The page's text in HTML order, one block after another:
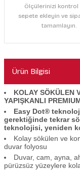
Ölçülerinizi kontrol
sepete ekleyin ve
tamamlayın.
Ürün Bilgisi
KOLAY SÖKÜLEN
YAPIŞKANLI
Easy Dot®
gerektiğinde tekrar
teknolojisi, yeniden
Kolay sökülen ve
duvar folyosu
Duvar, cam, ayna,
pürüzsüz yüzeylere